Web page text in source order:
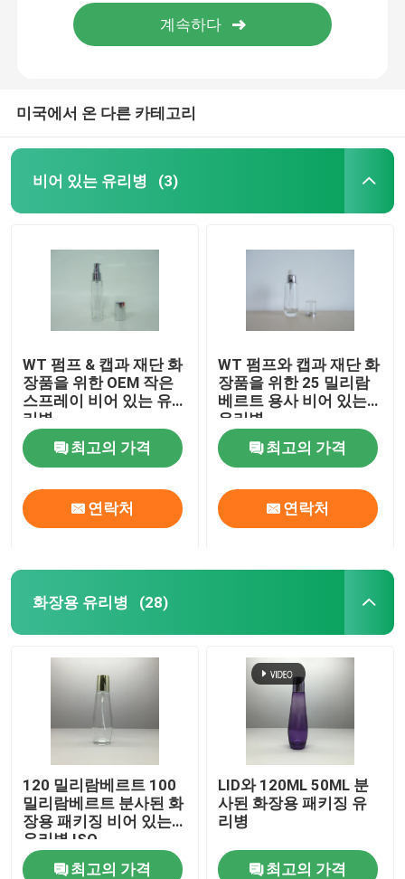
제품
우리 에 관한 것
미국에서 온 다른 카테고리
비어 있는 유리병 (3)
WT 펌프 & 캡과 재단 화
장품을 위한 OEM 작은
스프레이 비어 있는 유
리병
최고의 가격
연락처
WT 펌프와 캡과 재단 화
장품을 위한 25 밀리람
베르트 용사 비어 있는
유리병
최고의 가격
연락처
화장용 유리병 (28)
120 밀리람베르트 100
밀리람베르트 분사된 화
장용 패키징 비어 있는
유리병 ISO
최고의 가격
LID와 120ML 50ML 분
사된 화장용 패키징 유
리병
최고의 가격